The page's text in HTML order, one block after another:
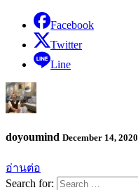
Facebook
Twitter
Line
doyoumind December 14, 2020
อ่านต่อ
Search for: